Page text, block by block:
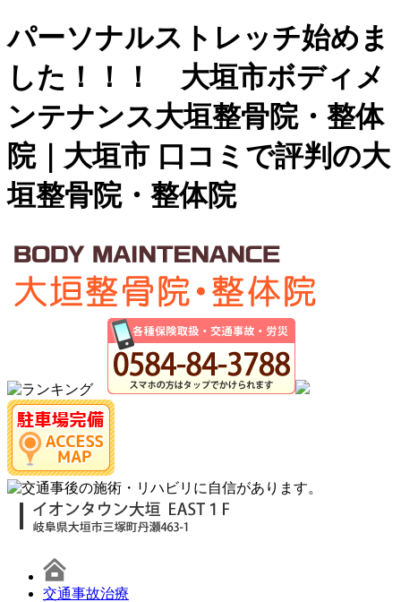
パーソナルストレッチ始めま
した！！！ 大垣市ボディメ
ンテナンス大垣整骨院・整体
院｜大垣市 口コミで評判の大
垣整骨院・整体院
交通事故治療